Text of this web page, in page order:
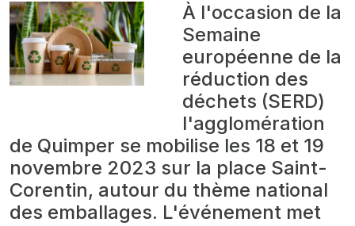
À l'occasion de la
Semaine
européenne de la
réduction des
déchets (SERD)
l'agglomération
de Quimper se mobilise les 18 et 19
novembre 2023 sur la place Saint-
Corentin, autour du thème national
des emballages. L'événement met